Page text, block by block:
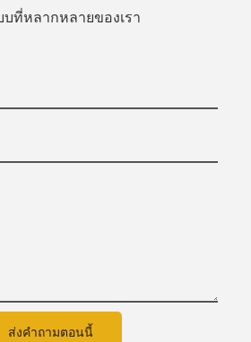
ที่หลากหลายของเรา
ส่งคำถามตอนนี้